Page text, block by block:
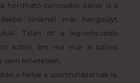
hordható csinosabb darab is a
tiniknél már hangsúlyt
Talán itt a legnehezebb
kötni, ám ma már a színes
sem lehetetlen.
a helye a sportruházatnak is,